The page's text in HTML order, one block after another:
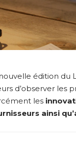
édition du
d’observer les
les
ainsi